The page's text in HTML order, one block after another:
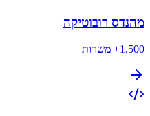
מהנדס רובוטיקה
1,500+ משרות